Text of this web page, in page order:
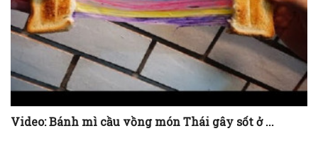
Video: Bánh mì cầu vồng món Thái gây sốt ở ...